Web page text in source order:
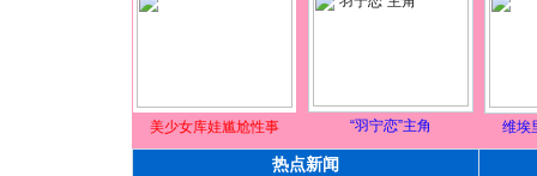
美少女库娃尴尬性事 “羽宁恋”主角 维埃
热点新闻